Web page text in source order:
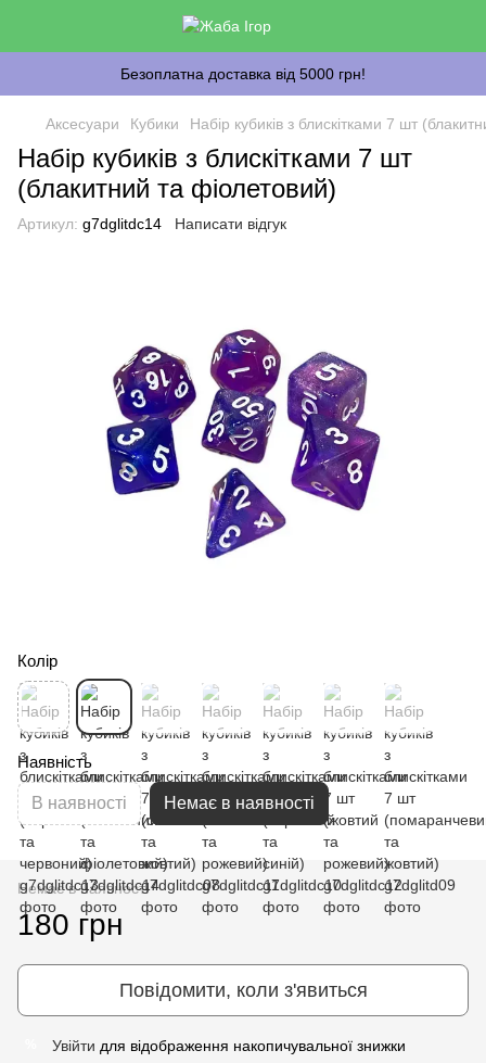
Безоплатна доставка від 5000 грн!
Аксесуари Кубики Набір кубиків з блискітками 7 шт
Набір кубиків з блискітками 7 шт
(блакитний та фіолетовий)
Артикул: g7dglitdc14 Написати відгук
Колір
Наявність
В наявності Немає в наявності
Немає в наявності
180 грн
Повідомити, коли з'явиться
Увійти для відображення накопичувальної знижки